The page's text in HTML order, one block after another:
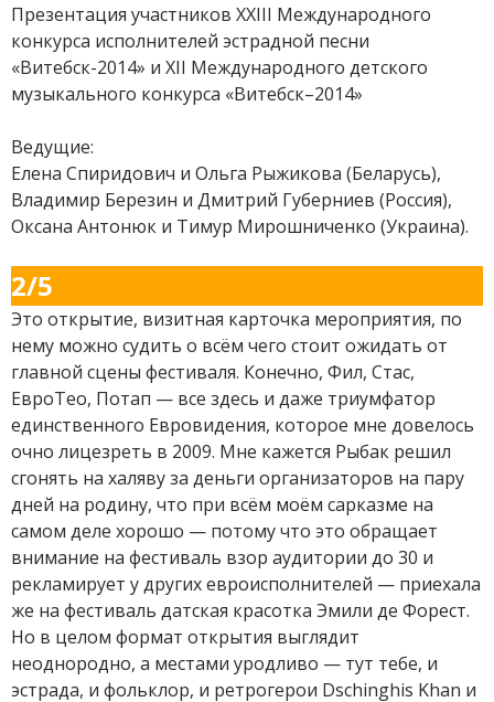
Презентация участников ХХIII Международного
конкурса исполнителей эстрадной песни
«Витебск-2014» и XII Международного детского
музыкального конкурса «Витебск–2014»
Ведущие:
Елена Спиридович и Ольга Рыжикова (Беларусь),
Владимир Березин и Дмитрий Губерниев (Россия),
Оксана Антонюк и Тимур Мирошниченко (Украина).
2/5
Это открытие, визитная карточка мероприятия, по
нему можно судить о всём чего стоит ожидать от
главной сцены фестиваля. Конечно, Фил, Стас,
ЕвроТео, Потап — все здесь и даже триумфатор
единственного Евровидения, которое мне довелось
очно лицезреть в 2009. Мне кажется Рыбак решил
сгонять на халяву за деньги организаторов на пару
дней на родину, что при всём моём сарказме на
самом деле хорошо — потому что это обращает
внимание на фестиваль взор аудитории до 30 и
рекламирует у других евроисполнителей — приехала
же на фестиваль датская красотка Эмили де Форест.
Но в целом формат открытия выглядит
неоднородно, а местами уродливо — тут тебе, и
эстрада, и фольклор, и ретрогерои Dschinghis Khan и